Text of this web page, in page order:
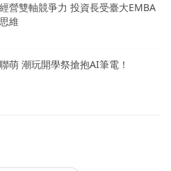
營雙軸競爭力 投資長受臺大EMBA
維
萌 潮玩開學祭搶抱AI筆電！